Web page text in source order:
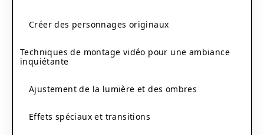
Créer des personnages originaux
Techniques de montage vidéo pour une ambiance
inquiétante
Ajustement de la lumière et des ombres
Effets spéciaux et transitions